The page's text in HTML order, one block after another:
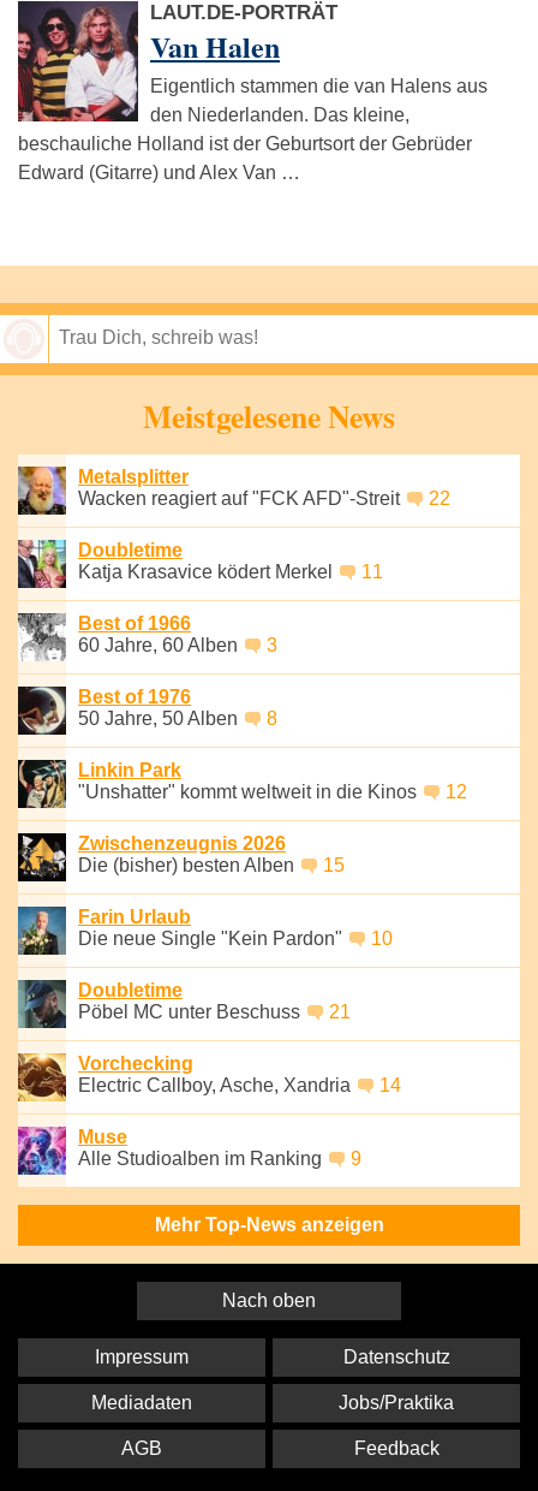
LAUT.DE-PORTRÄT
Van Halen
Eigentlich stammen die van Halens aus
den Niederlanden. Das kleine,
beschauliche Holland ist der Geburtsort der Gebrüder
Edward (Gitarre) und Alex Van …
Meistgelesene News
Metalsplitter
Wacken reagiert auf "FCK AFD"-Streit
22
Doubletime
Katja Krasavice ködert Merkel
11
Best of 1966
60 Jahre, 60 Alben
3
Best of 1976
50 Jahre, 50 Alben
8
Linkin Park
"Unshatter" kommt weltweit in die Kinos
12
Zwischenzeugnis 2026
Die (bisher) besten Alben
15
Farin Urlaub
Die neue Single "Kein Pardon"
10
Doubletime
Pöbel MC unter Beschuss
21
Vorchecking
Electric Callboy, Asche, Xandria
14
Muse
Alle Studioalben im Ranking
9
Mehr Top-News anzeigen
Nach oben
Impressum Datenschutz
Mediadaten Jobs/Praktika
AGB Feedback